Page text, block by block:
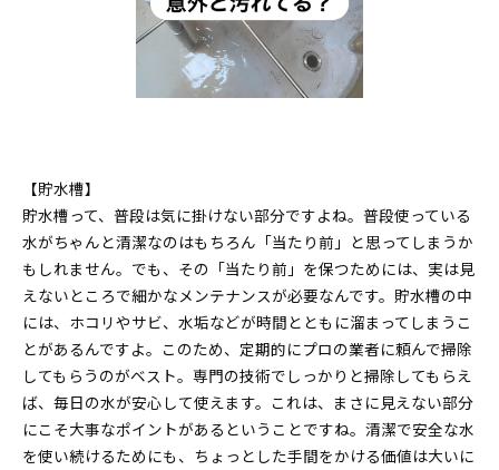
【貯水槽】
貯水槽って、普段は気に掛けない部分ですよね。普段使っている
水がちゃんと清潔なのはもちろん「当たり前」と思ってしまうか
もしれません。でも、その「当たり前」を保つためには、実は見
えないところで細かなメンテナンスが必要なんです。貯水槽の中
には、ホコリやサビ、水垢などが時間とともに溜まってしまうこ
とがあるんですよ。このため、定期的にプロの業者に頼んで掃除
してもらうのがベスト。専門の技術でしっかりと掃除してもらえ
ば、毎日の水が安心して使えます。これは、まさに見えない部分
にこそ大事なポイントがあるということですね。清潔で安全な水
を使い続けるためにも、ちょっとした手間をかける価値は大いに